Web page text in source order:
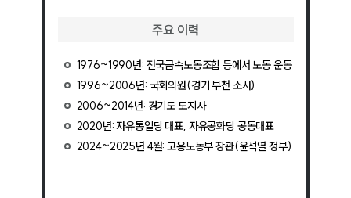
주요 이력
1976~1990년: 전국금속노동조합 등에서 노동 운동
1996~2006년: 국회의원(경기 부천 소사)
2006~2014년: 경기도 도지사
2020년: 자유통일당 대표, 자유공화당 공동대표
2024~2025년 4월: 고용노동부 장관(윤석열 정부)